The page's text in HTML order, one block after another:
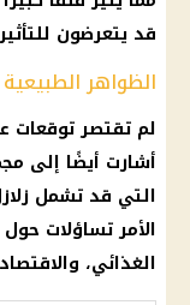
قد يتعرضون
الظواهر
لم تقتصر توقعات
أشارت أيضًا إلى
التي قد تشمل
الأمر تساؤلات
الغذائي،